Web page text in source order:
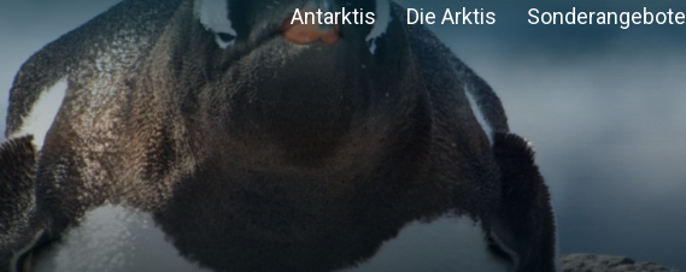
Antarktis Die Arktis Sonderangebote